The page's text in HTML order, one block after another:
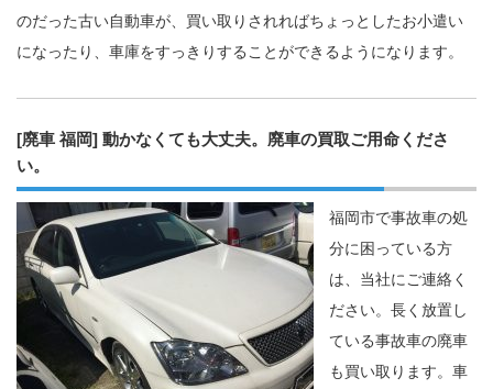
のだった古い自動車が、買い取りされればちょっとしたお小遣い
になったり、車庫をすっきりすることができるようになります。
[廃車 福岡] 動かなくても大丈夫。廃車の買取ご用命くださ
い。
福岡市で事故車の処
分に困っている方
は、当社にご連絡く
ださい。長く放置し
ている事故車の廃車
も買い取ります。車